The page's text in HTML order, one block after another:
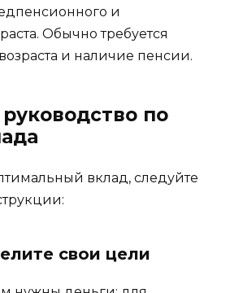
и
Обычно требуется
и наличие пенсии.
по
вклад, следуйте
свои цели